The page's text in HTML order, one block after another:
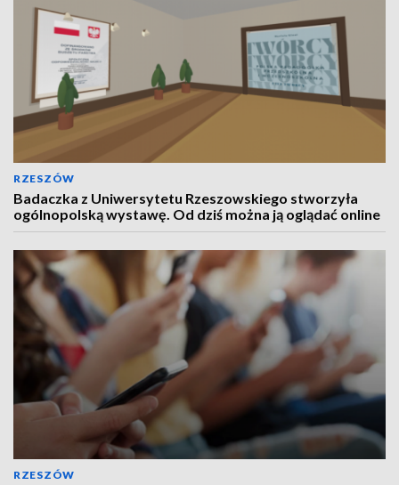
RZESZÓW
Badaczka z Uniwersytetu Rzeszowskiego stworzyła
ogólnopolską wystawę. Od dziś można ją oglądać online
RZESZÓW